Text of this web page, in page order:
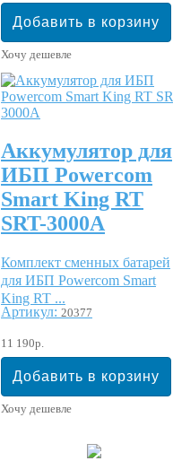
Хочу дешевле
Аккумулятор для
ИБП Powercom
Smart King RT
SRT-3000A
Комплект сменных батарей
для ИБП Powercom Smart
King RT ...
Артикул: 20377
11 190р.
Хочу дешевле